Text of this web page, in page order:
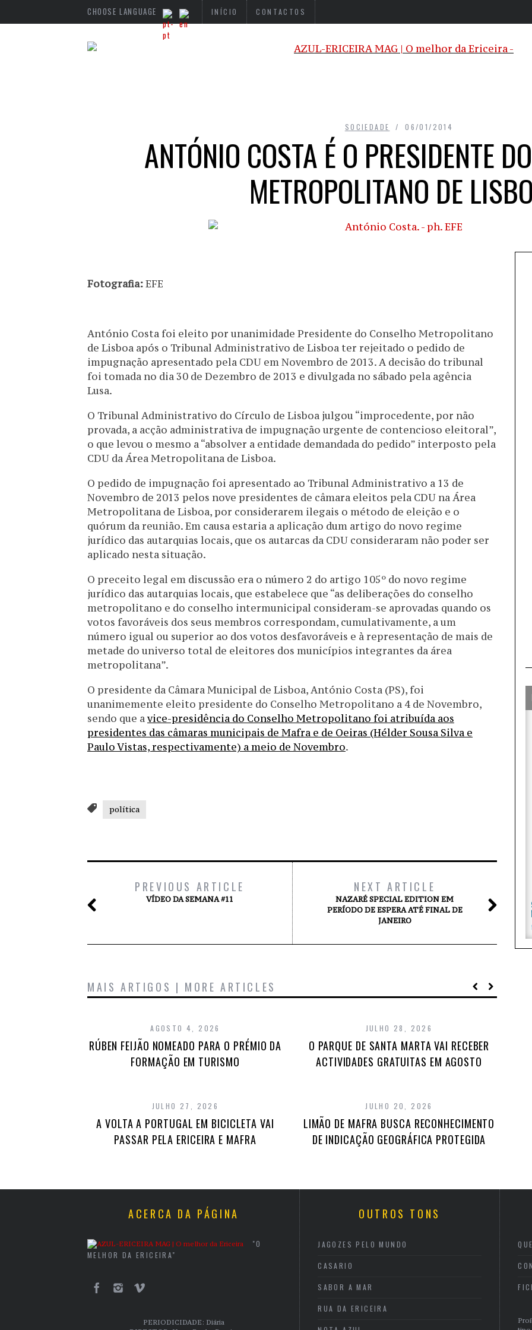
CHOOSE LANGUAGE INÍCIO CONTACTOS
SOCIEDADE 06/01/2014
ANTÓNIO COSTA É O PRESIDENTE
METROPOLITANO DE
Fotografia:EFE
António Costa foi eleito por unanimidade Presidente do Conselho Metropolitano
de Lisboa após o Tribunal Administrativo de Lisboa ter rejeitado o pedido de
impugnação apresentado pela CDU em Novembro de 2013. A decisão do tribunal
foi tomada no dia 30 de Dezembro de 2013 e divulgada no sábado pela agência
Lusa.
O Tribunal Administrativo do Círculo de Lisboa julgou “improcedente, por não
provada, a acção administrativa de impugnação urgente de contencioso eleitoral”,
o que levou o mesmo a “absolver a entidade demandada do pedido” interposto pela
CDU da Área Metropolitana de Lisboa.
O pedido de impugnação foi apresentado ao Tribunal Administrativo a 13 de
Novembro de 2013 pelos nove presidentes de câmara eleitos pela CDU na Área
Metropolitana de Lisboa, por considerarem ilegais o método de eleição e o
quórum da reunião. Em causa estaria a aplicação dum artigo do novo regime
jurídico das autarquias locais, que os autarcas da CDU consideraram não poder ser
aplicado nesta situação.
O preceito legal em discussão era o número 2 do artigo 105º do novo regime
jurídico das autarquias locais, que estabelece que “as deliberações do conselho
metropolitano e do conselho intermunicipal consideram-se aprovadas quando os
votos favoráveis dos seus membros correspondam, cumulativamente, a um
número igual ou superior ao dos votos desfavoráveis e à representação de mais de
metade do universo total de eleitores dos municípios integrantes da área
metropolitana”.
O presidente da Câmara Municipal de Lisboa, António Costa (PS), foi
unanimemente eleito presidente do Conselho Metropolitano a 4 de Novembro,
sendo que avice-presidência do Conselho Metropolitano foi atribuída aos
presidentes das câmaras municipais de Mafra e de Oeiras (Hélder Sousa Silva e
Paulo Vistas, respectivamente) a meio de Novembro.
política
PREVIOUS ARTICLE
VÍDEO DA SEMANA #11
NEXT ARTICLE
NAZARÉ SPECIAL EDITION EM
PERÍODO DE ESPERA ATÉ FINAL DE
JANEIRO
MAIS ARTIGOS | MORE ARTICLES
AGOSTO 4, 2026
RÚBEN FEIJÃO NOMEADO PARA O PRÉMIO DA
FORMAÇÃO EM TURISMO
JULHO 28, 2026
O PARQUE DE SANTA MARTA VAI RECEBER
ACTIVIDADES GRATUITAS EM AGOSTO
JULHO 27, 2026
A VOLTA A PORTUGAL EM BICICLETA VAI
PASSAR PELA ERICEIRA E MAFRA
JULHO 20, 2026
LIMÃO DE MAFRA BUSCA RECONHECIMENTO
DE INDICAÇÃO GEOGRÁFICA PROTEGIDA
ACERCA DA PÁGINA
"O
MELHOR DA ERICEIRA"
PERIODICIDADE: Diária
OUTROS TONS
JAGOZES PELO MUNDO
CASARIO
SABOR A MAR
RUA DA ERICEIRA